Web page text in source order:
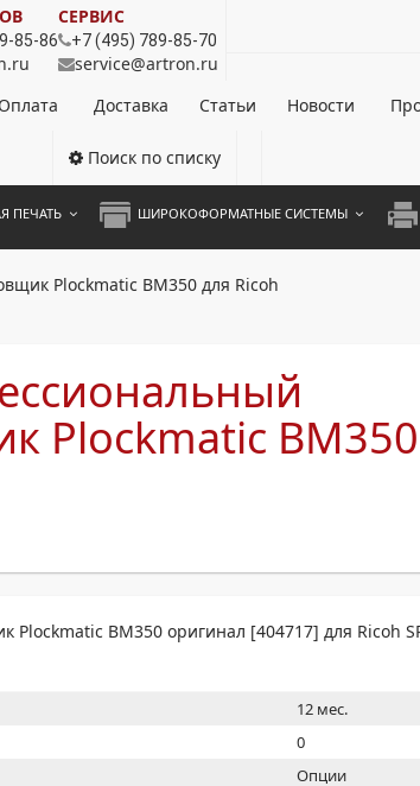
85-86
СЕРВИС
+7 (495) 789-85-70
service@artron.ru
Оплата Доставка Статьи Новости
Поиск по списку
ПЕЧАТЬ ШИРОКОФОРМАТНЫЕ СИСТЕМЫ
Plockmatic BM350 для Ricoh
Plockmatic
BM350 оригинал [404717] для Ricoh
12 мес.
0
Опции